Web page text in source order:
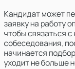
Кандидат может
заявку на работу
чтобы связаться
собеседования,
начинается
уходит не больше